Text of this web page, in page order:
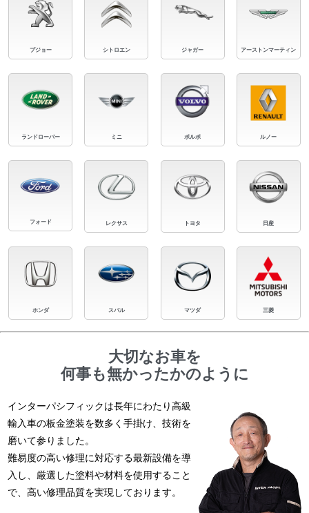
プジョー シトロエン ジャガー アーストンマーティン
ランドローバー ミニ ボルボ ルノー
フォード レクサス トヨタ 日産
ホンダ スバル マツダ 三菱
大切なお車を
何事も無かったかのように
インターパシフィックは長年にわたり高級
輸入車の板金塗装を数多く手掛け、技術を
磨いて参りました。
難易度の高い修理に対応する最新設備を導
入し、厳選した塗料や材料を使用すること
で、高い修理品質を実現しております。